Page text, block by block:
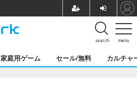
menu
search
家庭用ゲーム セール/無料 カルチャ